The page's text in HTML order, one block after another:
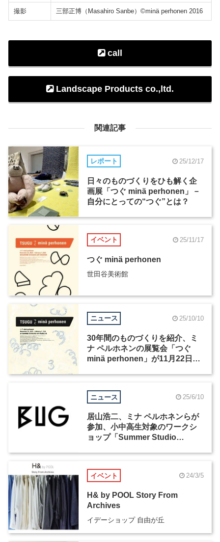
撮影 三部正博（Masahiro Sanbe）©minä perhonen 2016
call
Landscape Products co.,ltd.
関連記事
レポート 25/12/17
日々のものづくりをひも解く企
画展「つぐ minä perhonen」－
自分にとっての“つぐ”とは？
イベント 25/11/17
つぐ minä perhonen
世田谷美術館
ニュース 25/10/10
30年間のものづくりを紹介、ミ
ナ ペルホネンの展覧会「つぐ
minä perhonen」が11月22日か
ニュース 25/6/10
居山浩二、ミナ ペルホネンらが
参加、小中高生対象のワークシ
ョップ「Summer Studio
イベント 24/3/5
H& by POOL Story From
Archives
イデーショップ 自由が丘